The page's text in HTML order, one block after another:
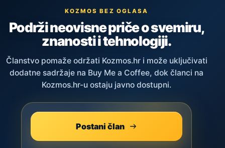
KOZMOS BEZ OGLASA
Podrži neovisne priče o svemiru,
znanosti i tehnologiji.
Članstvo pomaže održati Kozmos.hr i može uključivati
dodatne sadržaje na Buy Me a Coffee, dok članci na
Kozmos.hr-u ostaju javno dostupni.
Postani član